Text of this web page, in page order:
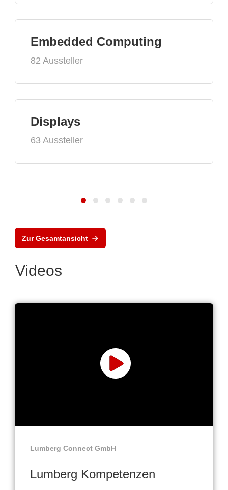
Embedded Computing
82 Aussteller
Displays
63 Aussteller
Zur Gesamtansicht
Videos
Lumberg Connect GmbH
Lumberg Kompetenzen